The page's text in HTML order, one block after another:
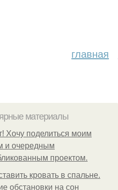
главная
материалы
Хочу поделиться моим
и очередным
проектом.
кровать в спальне.
обстановки на сон